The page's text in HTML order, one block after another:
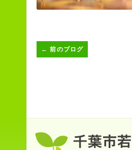
← 前のブログ